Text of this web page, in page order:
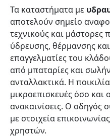
Τα καταστήματα με
αποτελούν σημείο
τεχνικούς και
ύδρευσης, θέρμανσης
επαγγελματίες του
από μπαταρίες και
ανταλλακτικά. Η
μικροεπισκευές όσο και
ανακαινίσεις. Ο οδηγός
με στοιχεία
χρηστών.